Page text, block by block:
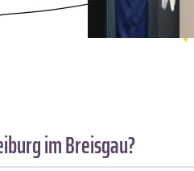
im Breisgau?